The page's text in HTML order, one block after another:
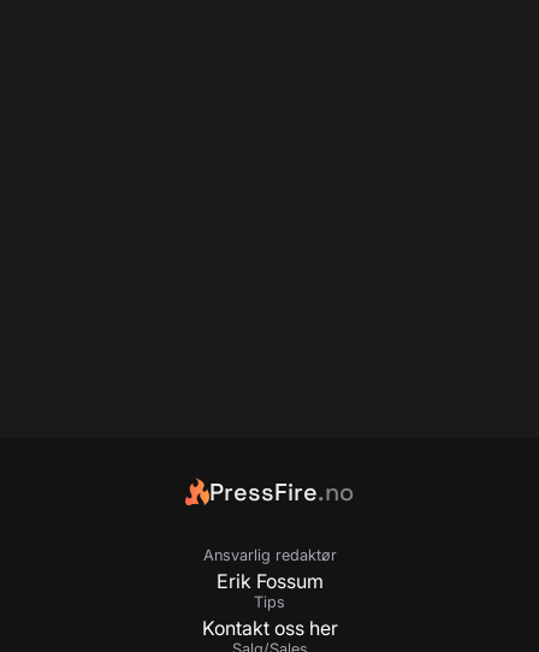
PressFire.no
Ansvarlig redaktør
Erik Fossum
Tips
Kontakt oss her